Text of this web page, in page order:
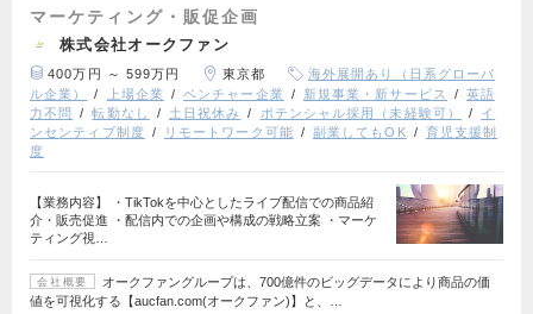
マーケティング・販促企画
株式会社オークファン
400万円 ～ 599万円 東京都
海外展開あり（日系グローバ
ル企業）
上場企業 ベンチャー企業 新規事業・新サービス
英語
力不問
転勤なし 土日祝休み ポテンシャル採用（未経験可）
イ
ンセンティブ制度
リモートワーク可能 副業してもOK
育児支援制
度
【業務内容】 ・TikTokを中心としたライブ配信での商品紹
介・販売促進 ・配信内での企画や構成の戦略立案 ・マーケ
ティング視…
会社概要
オークファングループは、700億件のビッグデータにより商品の価
値を可視化する【aucfan.com(オークファン)】と、…